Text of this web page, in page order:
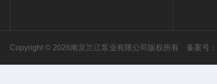
Copyright © 2026南京兰江泵业有限公司版权所有 备案号